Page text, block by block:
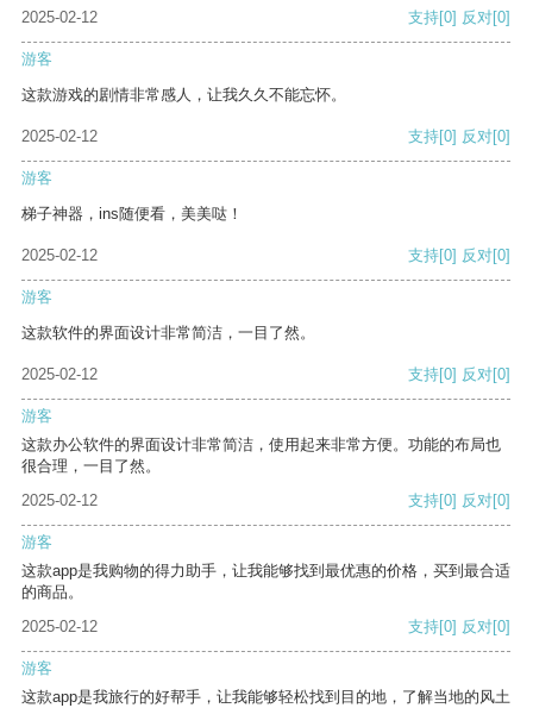
2025-02-12 支持[0] 反对[0]
游客
这款游戏的剧情非常感人，让我久久不能忘怀。
2025-02-12 支持[0] 反对[0]
游客
梯子神器，ins随便看，美美哒！
2025-02-12 支持[0] 反对[0]
游客
这款软件的界面设计非常简洁，一目了然。
2025-02-12 支持[0] 反对[0]
游客
这款办公软件的界面设计非常简洁，使用起来非常方便。功能的布局也
很合理，一目了然。
2025-02-12
支持[0] 反对[0]
游客
这款app是我购物的得力助手，让我能够找到最优惠的价格，买到最合适
的商品。
2025-02-12
支持[0] 反对[0]
游客
这款app是我旅行的好帮手，让我能够轻松找到目的地，了解当地的风土